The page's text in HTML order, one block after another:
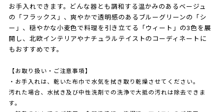
お手入れできます。どんな器とも調和する温かみのあるベージュ
の「フラックス」、爽やかで透明感のあるブルーグリーンの「シ
ー」、穏やかな小麦色で料理を引き立てる「ウィート」の3色を展
開し、北欧インテリアやナチュラルテイストのコーディネートに
もおすすめです。
【お取り扱い・ご注意事項】
・お手入れは、乾いた布巾で水気を拭き取り乾燥させてください。
汚れた場合、水拭き及び中性洗剤での洗浄で大抵の汚れは除去できま
す。